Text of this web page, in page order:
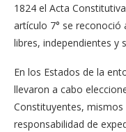
1824 el Acta
artículo 7° se reconoció
libres, independientes y
En los Estados de la
llevaron a cabo
Constituyentes,
responsabilidad de